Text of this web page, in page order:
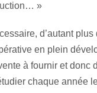
»
d’autant
en plein
à fournir et donc
chaque année